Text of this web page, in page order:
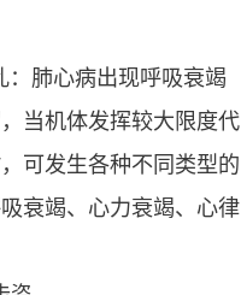
肺心病出现呼吸衰竭
当机体发挥较大限度代
可发生各种不同类型的
衰竭、心力衰竭、心律